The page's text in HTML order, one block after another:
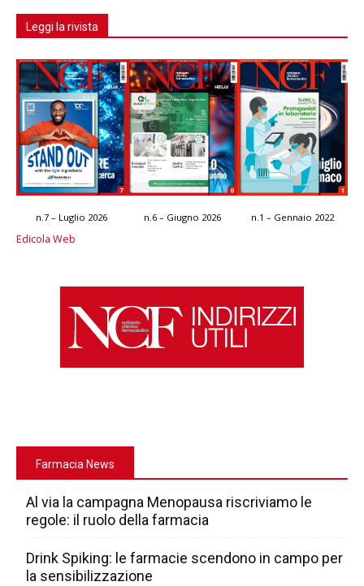
Leggi la rivista
n.7 – Luglio 2026 n.6 – Giugno 2026 n.1 – Gennaio 2022
Edicola Web
Farmacia News
Al via la campagna Menopausa riscriviamo le
regole: il ruolo della farmacia
Drink Spiking: le farmacie scendono in campo per
la sensibilizzazione